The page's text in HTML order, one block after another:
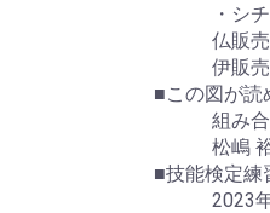
・シチズ
仏販売会
伊販売会
■この図が読
組み合わ
松嶋
■技能検定練
2023年